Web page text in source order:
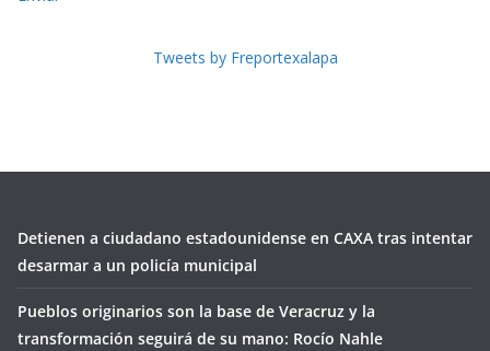
Tweets by Freportexalapa
Detienen a ciudadano estadounidense en CAXA tras intentar
desarmar a un policía municipal
Pueblos originarios son la base de Veracruz y la
transformación seguirá de su mano: Rocío Nahle